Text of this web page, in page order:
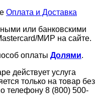
Оплата и Доставка
или банковскими
МИР на сайте.
оплаты Долями.
действует услуга
только на товар без
телефону 8 (800) 500-